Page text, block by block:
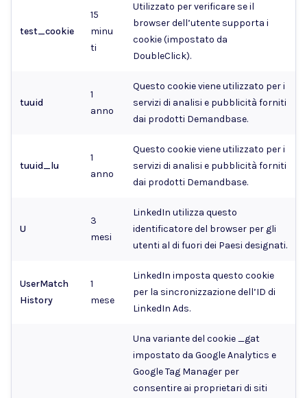
test_cookie
15
minu
ti
Utilizzato per verificare se il
browser dell’utente supporta i
cookie (impostato da
DoubleClick).
tuuid
1
anno
Questo cookie viene utilizzato per i
servizi di analisi e pubblicità forniti
dai prodotti Demandbase.
tuuid_lu
1
anno
Questo cookie viene utilizzato per i
servizi di analisi e pubblicità forniti
dai prodotti Demandbase.
U
3
mesi
LinkedIn utilizza questo
identificatore del browser per gli
utenti al di fuori dei Paesi designati.
UserMatch
History
1
mese
LinkedIn imposta questo cookie
per la sincronizzazione dell’ID di
LinkedIn Ads.
Una variante del cookie _gat
impostato da Google Analytics e
Google Tag Manager per
consentire ai proprietari di siti